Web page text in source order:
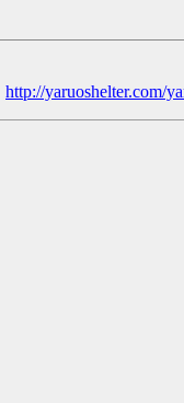
http://yaruoshelter.com/